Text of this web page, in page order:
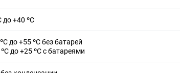
до +40 ºC
до +55 ºC без батарей
до +25 ºC с батареями